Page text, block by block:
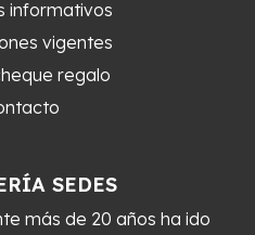
SEDES
más de 20 años ha ido
informativos
vigentes
regalo